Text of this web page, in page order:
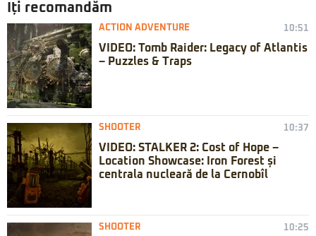
Iți recomandăm
ACTION ADVENTURE 10:51
VIDEO: Tomb Raider: Legacy of Atlantis
– Puzzles & Traps
SHOOTER 10:37
VIDEO: STALKER 2: Cost of Hope –
Location Showcase: Iron Forest și
centrala nucleară de la Cernobîl
SHOOTER 10:25